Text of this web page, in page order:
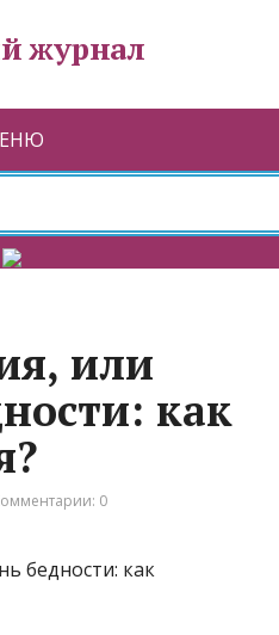
журнал
или
как
0